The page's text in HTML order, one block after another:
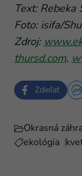
Text: Rebeka
Foto: isifa/
Zdroj:
thursd.com,
Zdieľať
Okrasná
ekológia